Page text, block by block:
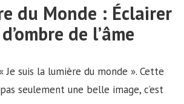
du Monde : Éclairer
de l’âme
Je suis la lumière du monde ». Cette
seulement une belle image, c’est